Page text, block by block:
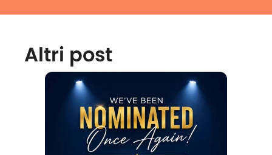
Altri post